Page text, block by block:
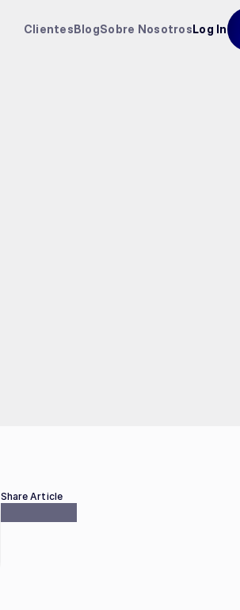
ClientesBlogSobre NosotrosLog In
Share Article